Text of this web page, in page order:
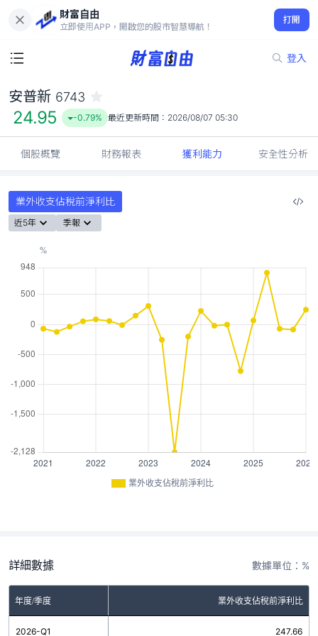
財富自由
立即使用APP，開啟您的股市智慧導航！
打開
登入
24.95
-0.79%
安普新 6743
24.95 -0.79% 最近更新時間： 2026/08/07 05:30
個股概覽 財務報表 獲利能力 安全性分析
業外收支佔稅前淨利比
近5年 季報
業外收支佔稅前淨利比
詳細數據 數據單位：%
年度/季度 業外收支佔稅前淨利比
2026-Q1 247.66